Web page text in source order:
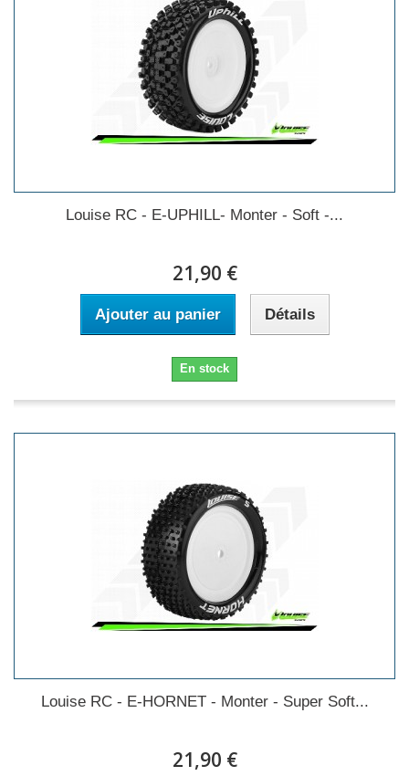
Louise RC - E-UPHILL- Monter - Soft -...
21,90 €
Ajouter au panier Détails
En stock
Louise RC - E-HORNET - Monter - Super Soft...
21,90 €